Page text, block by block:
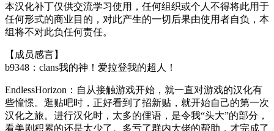
本汉化补丁仅供交流学习使用，任何组织或个人不得将此用于
任何形式的商业目的，对此产生的一切后果由使用者自负，本
组将不对此负任何责任。
【成员感言】
b9348：clans我的神！爱拉登我的超人！
EndlessHorizon：自从接触游戏开始，就一直对游戏的汉化有
些憧憬。逛贴吧时，正好看到了招新贴，就开始自己的第一次
汉化之旅。进行汉化时，太多的俚语，是令我“头大”的部分，
看美剧积累的还是太少了。多亏了群内大佬的帮助，才完成了